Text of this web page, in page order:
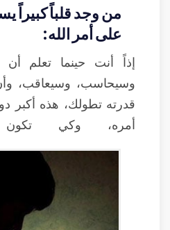
من وجد قلباً كبيراً
على أمر الله:
إذاً أنت حينما تعلم أن
وسيحاسب، وسيعاقب،
قدرته تطولك، هذه أكبر
أمره، وكي تكون